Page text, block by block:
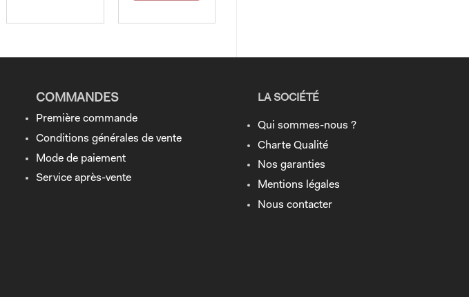
COMMANDES
Première commande
Conditions générales de vente
Mode de paiement
Service après-vente
LA SOCIÉTÉ
Qui sommes-nous ?
Charte Qualité
Nos garanties
Mentions légales
Nous contacter